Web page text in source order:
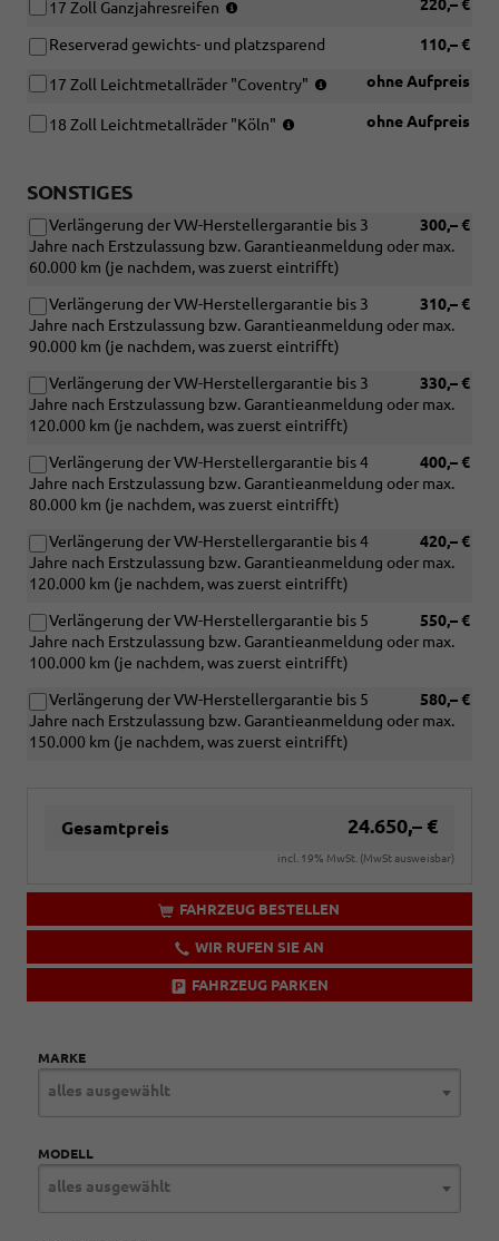
220,– €
17 Zoll Ganzjahresreifen
R17)
110,– €
Reserverad gewichts- und platzsparend
ohne Aufpreis
17 Zoll Leichtmetallräder "Coventry"
(Bereifung
ohne Aufpreis
18 Zoll Leichtmetallräder "Köln"
(Bereifung
SONSTIGES
300,– €
Verlängerung der VW-Herstellergarantie bis 3
Jahre nach Erstzulassung bzw. Garantieanmeldung oder max.
60.000 km (je nachdem, was zuerst eintrifft)
310,– €
Verlängerung der VW-Herstellergarantie bis 3
Jahre nach Erstzulassung bzw. Garantieanmeldung oder max.
90.000 km (je nachdem, was zuerst eintrifft)
330,– €
Verlängerung der VW-Herstellergarantie bis 3
Jahre nach Erstzulassung bzw. Garantieanmeldung oder max.
120.000 km (je nachdem, was zuerst eintrifft)
400,– €
Verlängerung der VW-Herstellergarantie bis 4
Jahre nach Erstzulassung bzw. Garantieanmeldung oder max.
80.000 km (je nachdem, was zuerst eintrifft)
420,– €
Verlängerung der VW-Herstellergarantie bis 4
Jahre nach Erstzulassung bzw. Garantieanmeldung oder max.
120.000 km (je nachdem, was zuerst eintrifft)
550,– €
Verlängerung der VW-Herstellergarantie bis 5
Jahre nach Erstzulassung bzw. Garantieanmeldung oder max.
100.000 km (je nachdem, was zuerst eintrifft)
580,– €
Verlängerung der VW-Herstellergarantie bis 5
Jahre nach Erstzulassung bzw. Garantieanmeldung oder max.
150.000 km (je nachdem, was zuerst eintrifft)
Gesamtpreis 24.650,– €
incl. 19% MwSt. (MwSt ausweisbar)
FAHRZEUG BESTELLEN
WIR RUFEN SIE AN
FAHRZEUG PARKEN
MARKE
alles ausgewählt
MODELL
alles ausgewählt